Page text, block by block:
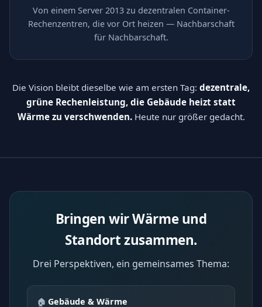
Von einem Server 2013 zu dezentralen Container-
Rechenzentren, die vor Ort heizen — Nachbarschaft
für Nachbarschaft.
Die Vision bleibt dieselbe wie am ersten Tag: dezentrale,
grüne Rechenleistung, die Gebäude heizt statt
Wärme zu verschwenden.Heute nur größer gedacht.
Bringen wir Wärme und
Standort zusammen.
Drei Perspektiven, ein gemeinsames Thema:
🏠 Gebäude & Wärme